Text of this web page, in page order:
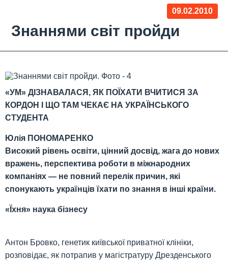
Знаннями світ пройди
09.02.2010
«УМ» ДІЗНАВАЛАСЯ, ЯК ПОЇХАТИ ВЧИТИСЯ ЗА
КОРДОН І ЩО ТАМ ЧЕКАЄ НА УКРАЇНСЬКОГО
СТУДЕНТА
Юлія ПОНОМАРЕНКО
Високий рівень освіти, цінний досвід, жага до нових
вражень, перспектива роботи в міжнародних
компаніях — не повний перелік причин, які
спонукають українців їхати по знання в інші країни.
«Їхня» наука бізнесу
Антон Бровко, генетик київської приватної клініки,
розповідає, як потрапив у магістратуру Дрезденського